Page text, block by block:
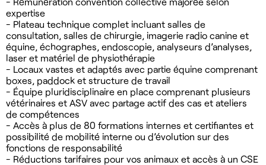
expertise
- Plateau technique complet incluant salles de
consultation, salles de chirurgie, imagerie radio canine et
équine, échographes, endoscopie, analyseurs d’analyses,
laser et matériel de physiothérapie
- Locaux vastes et adaptés avec partie équine comprenant
boxes, paddock et structure de travail
- Équipe pluridisciplinaire en place comprenant plusieurs
vétérinaires et ASV avec partage actif des cas et ateliers
de compétences
- Accès à plus de 80 formations internes et certifiantes et
possibilité de mobilité interne ou d’évolution sur des
fonctions de responsabilité
- Réductions tarifaires pour vos animaux et accès à un CSE